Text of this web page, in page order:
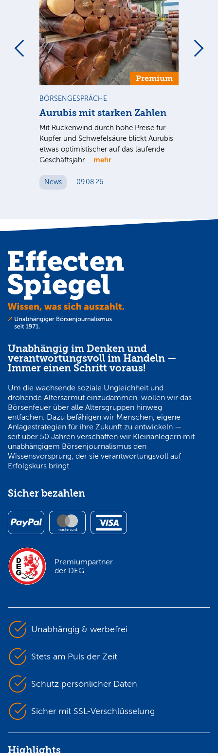
Premium
BÖRSENGESPRÄCHE
Aurubis mit starken Zahlen
Mit Rückenwind durch hohe Preise für
Kupfer und Schwefelsäure blickt Aurubis
etwas optimistischer auf das laufende
Geschäftsjahr.… mehr
News 09.08.26
Unabhängig im Denken und
verantwortungsvoll im Handeln —
Immer einen Schritt voraus!
Um die wachsende soziale Ungleichheit und
drohende Altersarmut einzudämmen, wollen wir das
Börsenfeuer über alle Altersgruppen hinweg
entfachen. Dazu befähigen wir Menschen, eigene
Anlagestrategien für ihre Zukunft zu entwickeln —
seit über 50 Jahren verschaffen wir Kleinanlegern mit
unabhängigem Börsenjournalismus den
Wissensvorsprung, der sie verantwortungsvoll auf
Erfolgskurs bringt.
Sicher bezahlen
Premiumpartner
der DEG
Unabhängig & werbefrei
Stets am Puls der Zeit
Schutz persönlicher Daten
Sicher mit SSL-Verschlüsselung
Highlights